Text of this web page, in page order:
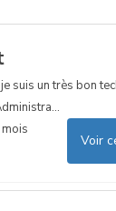
suis un très bon
Voir